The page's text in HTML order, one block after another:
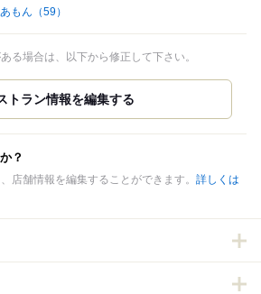
あもん （59）
る場合は、以下から修正して下さい。
？
店舗情報を編集することができます。 詳しくは